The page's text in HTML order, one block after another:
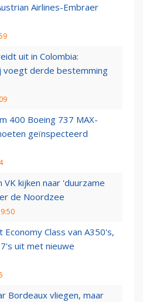
Airlines-Embraer
uit in Colombia:
voegt derde bestemming
400 Boeing 737 MAX-
geïnspecteerd
VK kijken naar 'duurzame
de Noordzee
Economy Class van A350's,
uit met nieuwe
Bordeaux vliegen, maar